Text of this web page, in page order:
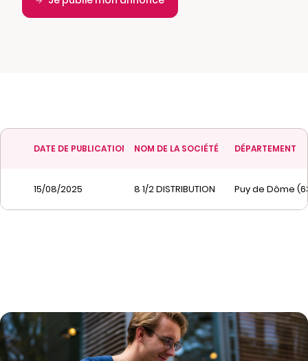
DATE DE PUBLICATION NOM DE LA SOCIÉTÉ DÉPARTEMENT
15/08/2025 8 1/2 DISTRIBUTION Puy de Dôme